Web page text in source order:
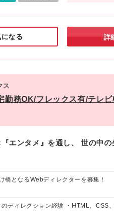
なる 詳
ス
勤務OK/フレックス有/テレ
エンタメ』を通し、 世の中
橋となるWebディレクターを募集！
のディレクション経験 ・HTML、CSS